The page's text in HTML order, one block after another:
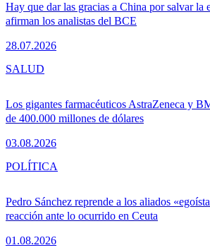
Hay que dar las gracias a China por salvar la
afirman los analistas del BCE
28.07.2026
Los gigantes farmacéuticos AstraZeneca y
de 400.000 millones de dólares
03.08.2026
SALUD
Pedro Sánchez reprende a los aliados
reacción ante lo ocurrido en Ceuta
01.08.2026
POLÍTICA